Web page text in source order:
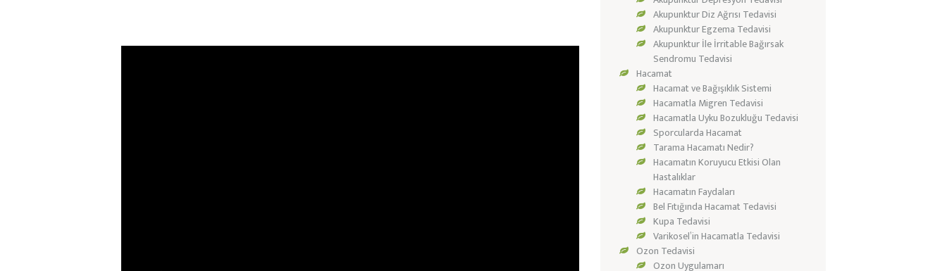
Akupunktur Diz Ağrısı Tedavisi
Akupunktur Egzema Tedavisi
Akupunktur İle İrritable Bağırsak
Sendromu Tedavisi
Hacamat
Hacamat ve Bağışıklık Sistemi
Hacamatla Migren Tedavisi
Hacamatla Uyku Bozukluğu Tedavisi
Sporcularda Hacamat
Tarama Hacamatı Nedir?
Hacamatın Koruyucu Etkisi Olan
Hastalıklar
Hacamatın Faydaları
Bel Fıtığında Hacamat Tedavisi
Kupa Tedavisi
Varikosel’in Hacamatla Tedavisi
Ozon Tedavisi
Ozon Uygulamarı